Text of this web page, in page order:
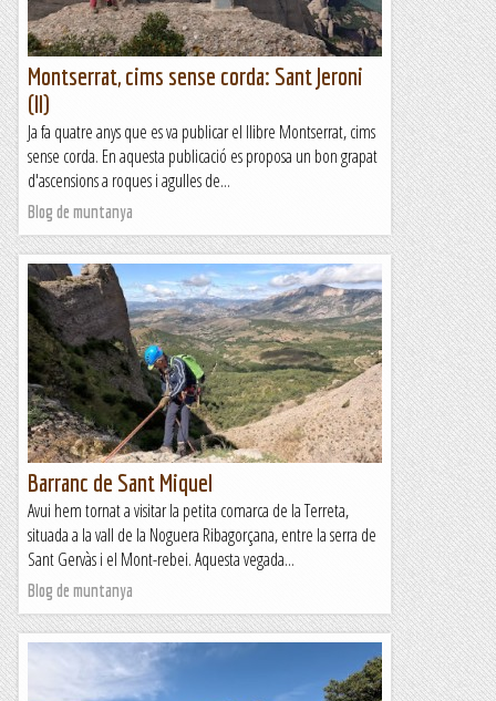
Montserrat, cims sense corda: Sant Jeroni
(II)
Ja fa quatre anys que es va publicar el llibre Montserrat, cims
sense corda. En aquesta publicació es proposa un bon grapat
d'ascensions a roques i agulles de...
Blog de muntanya
Barranc de Sant Miquel
Avui hem tornat a visitar la petita comarca de la Terreta,
situada a la vall de la Noguera Ribagorçana, entre la serra de
Sant Gervàs i el Mont-rebei. Aquesta vegada...
Blog de muntanya